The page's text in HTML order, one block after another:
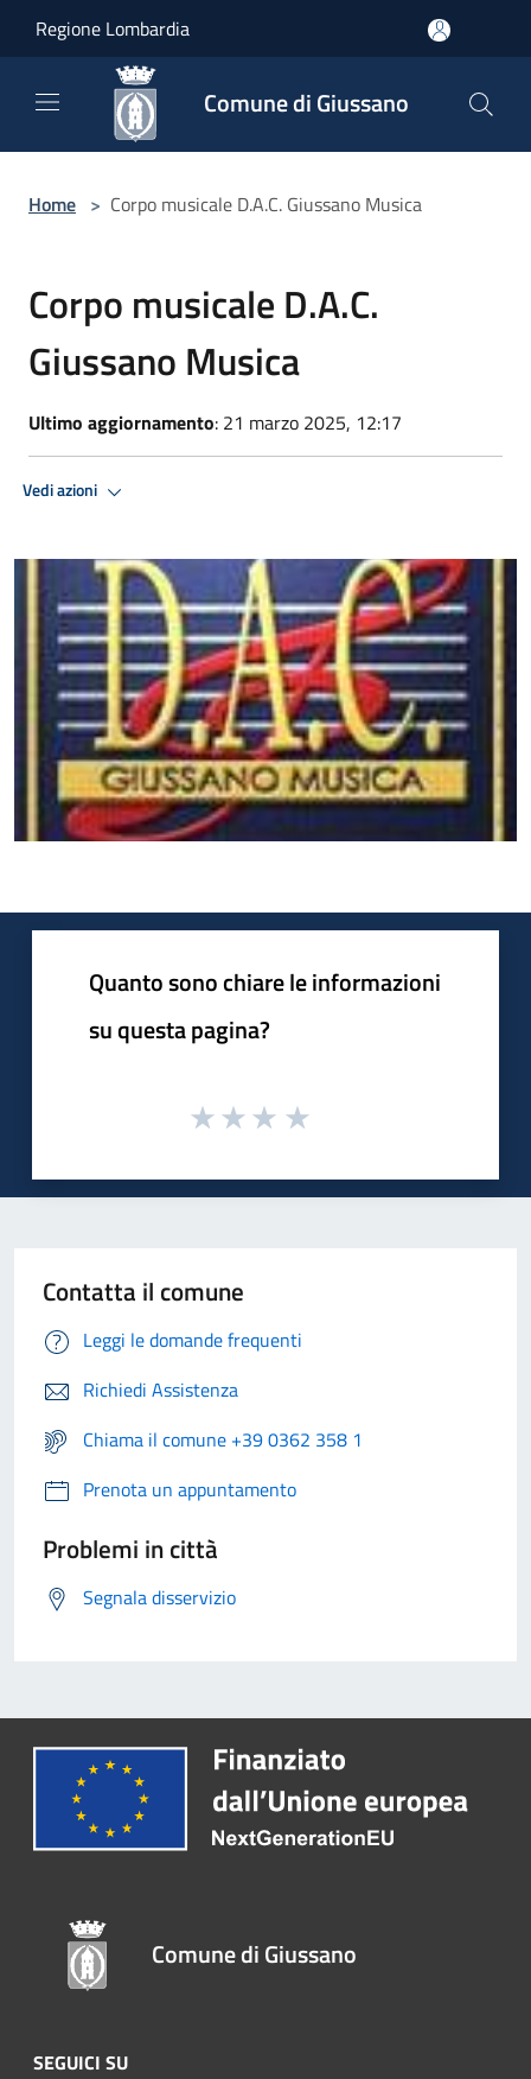
Regione Lombardia
Comune di Giussano
Home > Corpo musicale D.A.C. Giussano Musica
Corpo musicale D.A.C.
Giussano Musica
Ultimo aggiornamento: 21 marzo 2025, 12:17
Vedi azioni
Quanto sono chiare le informazioni
su questa pagina?
Contatta il comune
Leggi le domande frequenti
Richiedi Assistenza
Chiama il comune +39 0362 358 1
Prenota un appuntamento
Problemi in città
Segnala disservizio
Comune di Giussano
SEGUICI SU